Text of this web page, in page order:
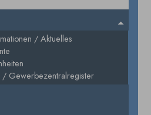
/ Aktuelles
/ Gewerbezentralregister